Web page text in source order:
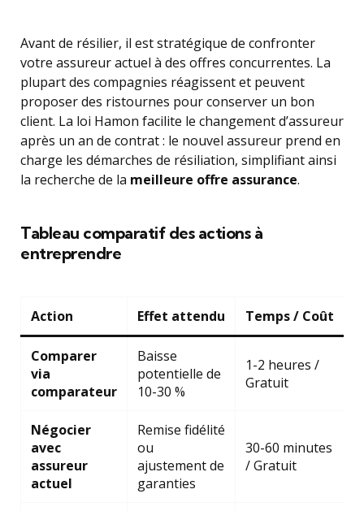
Avant de résilier, il est stratégique de confronter
votre assureur actuel à des offres concurrentes. La
plupart des compagnies réagissent et peuvent
proposer des ristournes pour conserver un bon
client. La loi Hamon facilite le changement d’assureur
après un an de contrat : le nouvel assureur prend en
charge les démarches de résiliation, simplifiant ainsi
la recherche de la meilleure offre assurance.
Tableau comparatif des actions à
entreprendre
Action Effet attendu Temps / Coût
Comparer
via
comparateur
Baisse
potentielle de
10-30 %
1-2 heures /
Gratuit
Négocier
avec
assureur
actuel
Remise fidélité
ou
ajustement de
garanties
30-60 minutes
/ Gratuit